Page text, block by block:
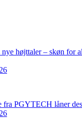
højttaler – skøn for
fra PGYTECH låner